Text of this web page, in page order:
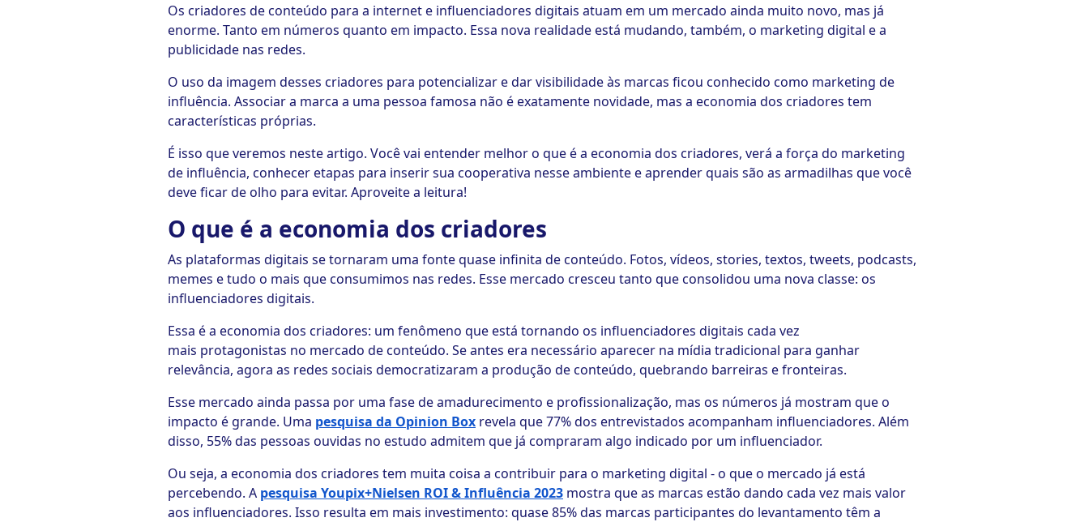
Os criadores de conteúdo para a internet e influenciadores digitais atuam em um mercado ainda muito novo, mas já
enorme. Tanto em números quanto em impacto. Essa nova realidade está mudando, também, o marketing digital e a
publicidade nas redes.
O uso da imagem desses criadores para potencializar e dar visibilidade às marcas ficou conhecido como marketing de
influência. Associar a marca a uma pessoa famosa não é exatamente novidade, mas a economia dos criadores tem
características próprias.
É isso que veremos neste artigo. Você vai entender melhor o que é a economia dos criadores, verá a força do marketing
de influência, conhecer etapas para inserir sua cooperativa nesse ambiente e aprender quais são as armadilhas que você
deve ficar de olho para evitar. Aproveite a leitura!
O que é a economia dos criadores
As plataformas digitais se tornaram uma fonte quase infinita de conteúdo. Fotos, vídeos, stories, textos, tweets, podcasts,
memes e tudo o mais que consumimos nas redes. Esse mercado cresceu tanto que consolidou uma nova classe: os
influenciadores digitais.
Essa é a economia dos criadores: um fenômeno que está tornando os influenciadores digitais cada vez
mais protagonistas no mercado de conteúdo. Se antes era necessário aparecer na mídia tradicional para ganhar
relevância, agora as redes sociais democratizaram a produção de conteúdo, quebrando barreiras e fronteiras.
Esse mercado ainda passa por uma fase de amadurecimento e profissionalização, mas os números já mostram que o
impacto é grande. Uma pesquisa da Opinion Box revela que 77% dos entrevistados acompanham influenciadores. Além
disso, 55% das pessoas ouvidas no estudo admitem que já compraram algo indicado por um influenciador.
Ou seja, a economia dos criadores tem muita coisa a contribuir para o marketing digital - o que o mercado já está
percebendo. A pesquisa Youpix+Nielsen ROI & Influência 2023 mostra que as marcas estão dando cada vez mais valor
aos influenciadores. Isso resulta em mais investimento: quase 85% das marcas participantes do levantamento têm a